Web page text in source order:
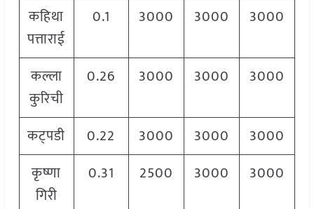
कहिथा
पत्ताराई
0.1 3000 3000 3000
कल्ला
कुरिची
0.26 3000 3000 3000
कट्पडी 0.22 3000 3000
3000
कृष्णा
गिरी
0.31 2500 3000 3000